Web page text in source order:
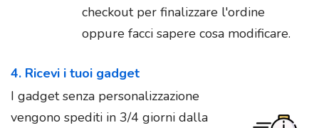
checkout per finalizzare l'ordine
oppure facci sapere cosa modificare.
4. Ricevi i tuoi gadget
I gadget senza personalizzazione
vengono spediti in 3/4 giorni dalla